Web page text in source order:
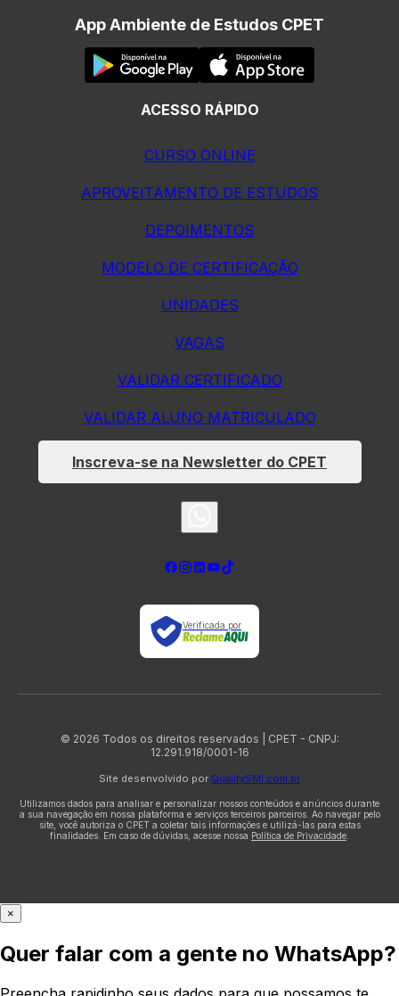
App Ambiente de Estudos CPET
ACESSO RÁPIDO
CURSO ONLINE
APROVEITAMENTO DE ESTUDOS
DEPOIMENTOS
MODELO DE CERTIFICAÇÃO
UNIDADES
VAGAS
VALIDAR CERTIFICADO
VALIDAR ALUNO MATRICULADO
Inscreva-se na Newsletter do CPET
Verificada por
© 2026 Todos os direitos reservados | CPET - CNPJ:
12.291.918/0001-16
Site desenvolvido por QualitySMI.com.br
Utilizamos dados para analisar e personalizar nossos conteúdos e anúncios durante
a sua navegação em nossa plataforma e serviços terceiros parceiros. Ao navegar pelo
site, você autoriza o CPET a coletar tais informações e utilizá-las para estas
finalidades. Em caso de dúvidas, acesse nossa Política de Privacidade
×
Quer falar com a gente no WhatsApp?